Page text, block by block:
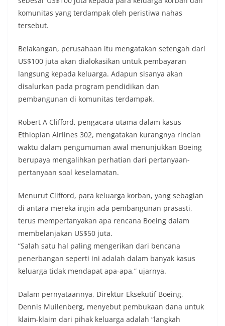
komunitas yang terdampak oleh peristiwa nahas
tersebut.
Belakangan, perusahaan itu mengatakan setengah dari
US$100 juta akan dialokasikan untuk pembayaran
langsung kepada keluarga. Adapun sisanya akan
disalurkan pada program pendidikan dan
pembangunan di komunitas terdampak.
Robert A Clifford, pengacara utama dalam kasus
Ethiopian Airlines 302, mengatakan kurangnya rincian
waktu dalam pengumuman awal menunjukkan Boeing
berupaya mengalihkan perhatian dari pertanyaan-
pertanyaan soal keselamatan.
Menurut Clifford, para keluarga korban, yang sebagian
di antara mereka ingin ada pembangunan prasasti,
terus mempertanyakan apa rencana Boeing dalam
membelanjakan US$50 juta.
“Salah satu hal paling mengerikan dari bencana
penerbangan seperti ini adalah dalam banyak kasus
keluarga tidak mendapat apa-apa,” ujarnya.
Dalam pernyataannya, Direktur Eksekutif Boeing,
Dennis Muilenberg, menyebut pembukaan dana untuk
klaim-klaim dari pihak keluarga adalah “langkah